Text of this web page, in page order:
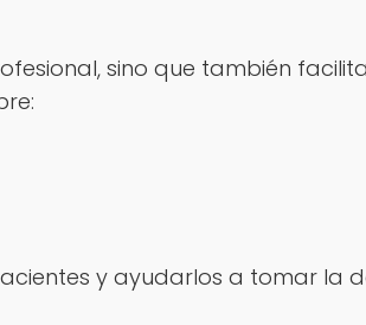
sino que también
y ayudarlos a tomar la